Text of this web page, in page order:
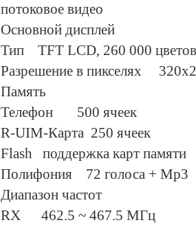
потоковое видео
Основной дисплей
Тип TFT LCD, 260 000 цветов
Разрешение в пикселях
Память
Телефон 500 ячеек
R-UIM-Карта 250 ячеек
Flash поддержка карт памяти
Полифония 72 голоса + Mp3
Диапазон частот
RX 462.5 ~ 467.5 MГц